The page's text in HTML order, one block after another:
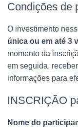
Condições de
O investimento
única ou em até 3
momento da
em seguida,
informações para
INSCRIÇÃO
Nome do